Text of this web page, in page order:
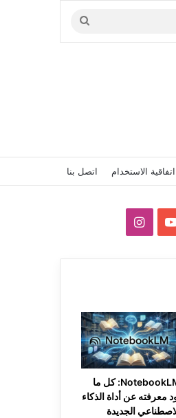
بحث
عن
اتفاقية الاستخدام اتصل بنا
‫YouTubeانستقرام
NotebookLM: كل ما
معرفته عن أداة الذكاء
الجديدة